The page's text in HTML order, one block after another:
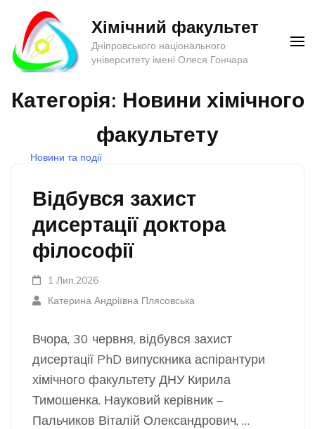
Перейти
вмісту
(натисніть
Enter)
Хімічний факультет
Дніпровського національного
університету імені Олеся Гончара
Категорія: Новини хімічного
факультету
Новини та події
Відбувся захист
дисертації доктора
філософії
1 Лип,2026
Катерина Андріївна Плясовська
Вчора, 30 червня, відбувся захист
дисертації PhD випускника аспірантури
хімічного факультету ДНУ Кирила
Тимошенка. Науковий керівник –
Пальчиков Віталій Олександрович, …